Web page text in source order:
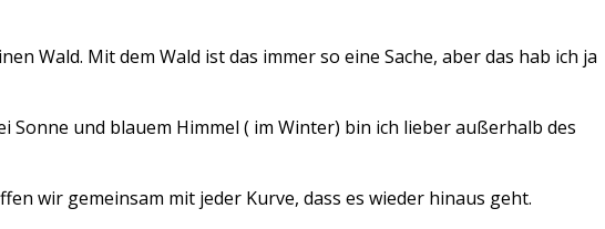
Wald. Mit dem Wald ist das immer so eine Sache, aber das hab ich ja
Sonne und blauem Himmel ( im Winter) bin ich lieber außerhalb des
wir gemeinsam mit jeder Kurve, dass es wieder hinaus geht.